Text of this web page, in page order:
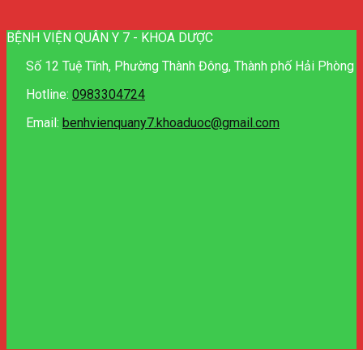
BỆNH VIỆN QUÂN Y 7 - KHOA DƯỢC
Số 12 Tuệ Tĩnh, Phường Thành Đông, Thành phố Hải Phòng
Hotline: 0983304724
Email: benhvienquany7.khoaduoc@gmail.com